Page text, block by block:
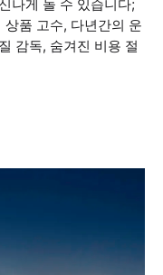
나게 놀 수 있습니다;
품 고수, 다년간의 운
감독, 숨겨진 비용 절